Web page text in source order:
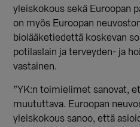
yleiskokous sekä Euroopan
on myös Euroopan
biolääketiedettä koskevan
potilaslain ja terveyden- ja
vastainen.
”YK:n toimielimet sanovat,
muututtava. Euroopan
yleiskokous sanoo, että